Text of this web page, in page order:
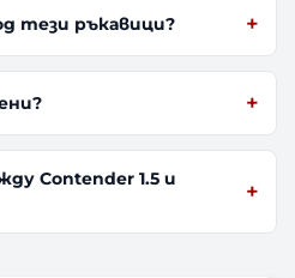
тези ръкавици?
Contender 1.5 и